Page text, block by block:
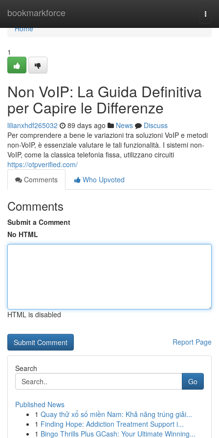
bookmarkforce
Home
Home
1
Non VoIP: La Guida Definitiva
per Capire le Differenze
lilianxhdf265032 89 days ago News
Discuss
Per comprendere a bene le variazioni tra soluzioni VoIP e metodi
non-VoIP, è essenziale valutare le tali funzionalità. I sistemi non-
VoIP, come la classica telefonia fissa, utilizzano circuiti
https://otpverified.com/
Comments
Who Upvoted
Comments
Submit a Comment
No HTML
HTML is disabled
Report Page
Search
Go
Published News
1 Quay thử xổ số miền Nam: Khả năng trúng giải...
1 Finding Hope: Addiction Treatment Support i...
1 Bingo Thrills Plus GCash: Your Ultimate Winning...